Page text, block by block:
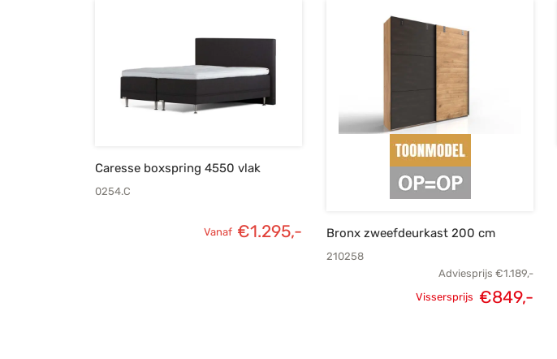
Caresse boxspring 4550 vlak
0254.C
Vanaf €1.295,- Bronx zweefdeurkast 200 cm
210258
Adviesprijs €1.189,-
Vissersprijs €849,-